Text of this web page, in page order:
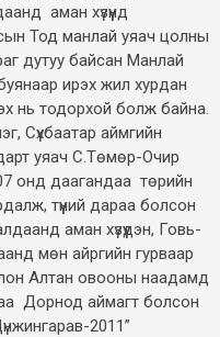
аман хүзүүнд
Тод манлай уяач цолны
дутуу байсан Манлай
ирэх жил хурдан
нь тодорхой болж байна.
Сүхбаатар аймгийн
уяач С.Төмөр-Очир
онд даагандаа төрийн
түүний дараа болсон
аман хүзүүдэн, Говь-
мөн айргийн гурваар
Алтан овооны наадамд
Дорнод аймагт болсон
2011”